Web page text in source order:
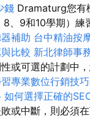
錢 Dramaturg您有
、9和10學期）練
補助 台中精油按
比較 新北律師事
或可選的計劃中
專業數位行銷技
如何選擇正確的
或中斷，則必須